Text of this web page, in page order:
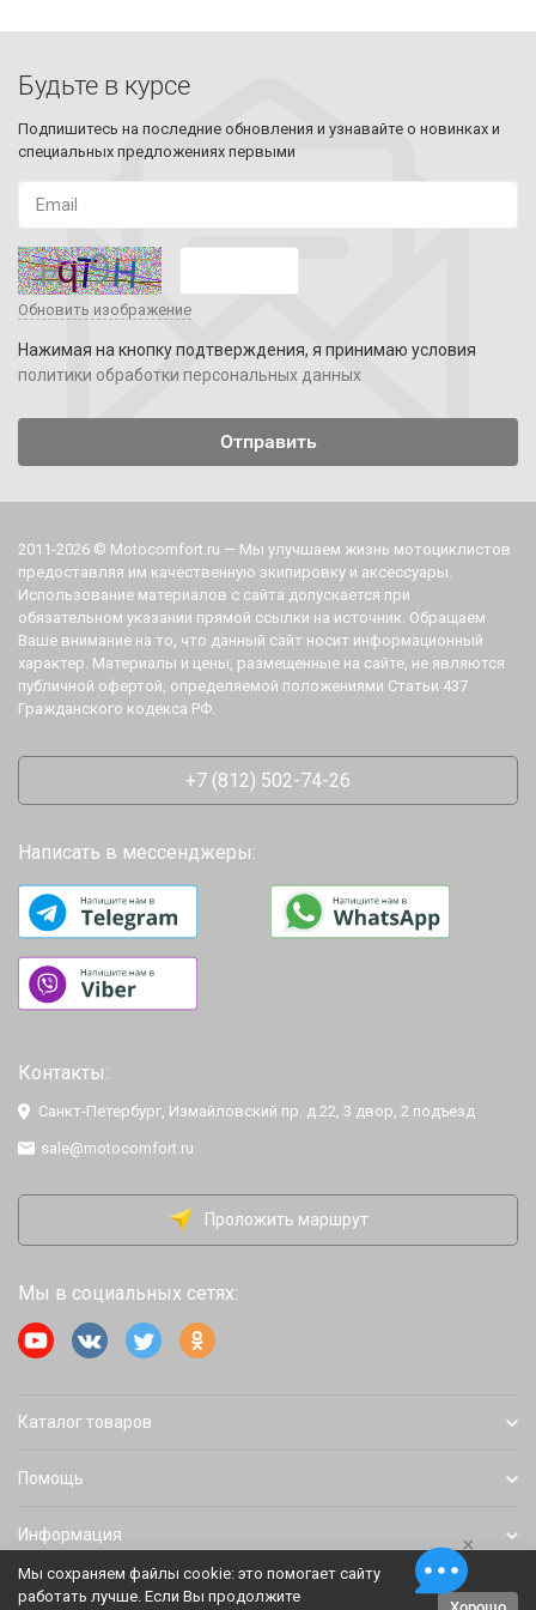
Будьте в курсе
Подпишитесь на последние обновления и узнавайте о новинках и
специальных предложениях первыми
Обновить изображение
Нажимая на кнопку подтверждения, я принимаю условия
политики обработки персональных данных
2011-2026 © Motocomfort.ru — Мы улучшаем жизнь мотоциклистов
предоставляя им качественную экипировку и аксессуары.
Использование материалов с сайта допускается при
обязательном указании прямой ссылки на источник. Обращаем
Ваше внимание на то, что данный сайт носит информационный
характер. Материалы и цены, размещенные на сайте, не являются
публичной офертой, определяемой положениями Статьи 437
Гражданского кодекса РФ.
+7 (812) 502-74-26
Написать в мессенджеры:
Контакты:
Санкт-Петербург, Измайловский пр. д.22, 3 двор, 2 подъезд
sale@motocomfort.ru
Проложить маршрут
Мы в социальных сетях:
Каталог товаров
Помощь
Информация
Мы сохраняем файлы cookie: это помогает сайту
работать лучше. Если Вы продолжите
×